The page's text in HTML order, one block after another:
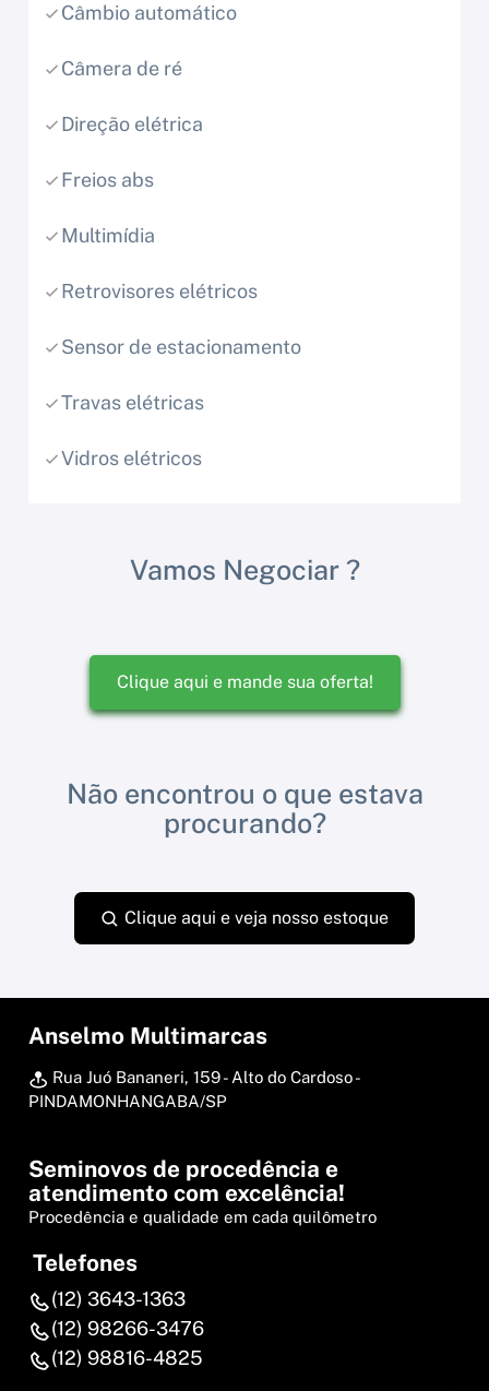
Câmbio automático
Câmera de ré
Direção elétrica
Freios abs
Multimídia
Retrovisores elétricos
Sensor de estacionamento
Travas elétricas
Vidros elétricos
Vamos Negociar ?
Clique aqui e mande sua oferta!
Não encontrou o que estava
procurando?
Clique aqui e veja nosso estoque
Anselmo Multimarcas
Rua Juó Bananeri, 159 - Alto do Cardoso -
PINDAMONHANGABA/SP
Seminovos de procedência e
atendimento com excelência!
Procedência e qualidade em cada quilômetro
Telefones
(12) 3643-1363
(12) 98266-3476
(12) 98816-4825